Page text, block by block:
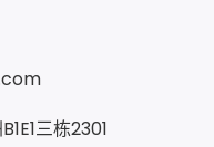
三栋2301